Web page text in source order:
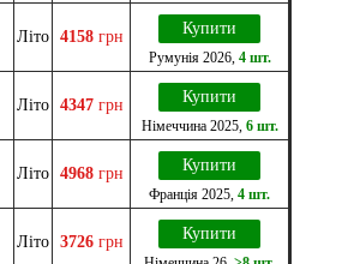
Літо 4158 грн Купити
Румунія2026, 4 шт.
Літо 4347 грн Купити
Німеччина2025, 6 шт.
Літо 4968 грн Купити
Франція 2025 4 шт.
Літо 3726 грн Купити